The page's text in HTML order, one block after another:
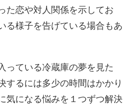
た恋や対人関係を示してお
る様子を告げている場合もあ
っている冷蔵庫の夢を見た
するには多少の時間はかかり
気になる悩みを１つずつ解決